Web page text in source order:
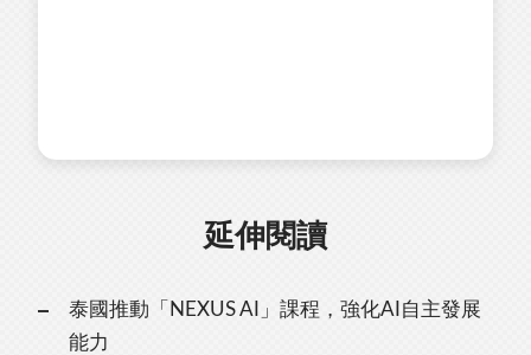
延伸閱讀
泰國推動「NEXUS AI」課程，強化AI自主發展
能力